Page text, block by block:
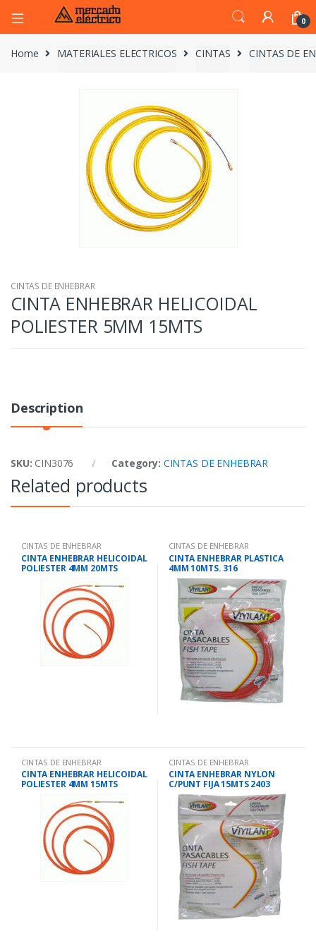
0
Home MATERIALES ELECTRICOS CINTAS CINTAS DE
CINTAS DE ENHEBRAR
CINTA ENHEBRAR HELICOIDAL
POLIESTER 5MM 15MTS
Description
SKU: CIN3076 Category: CINTAS DE ENHEBRAR
Related products
CINTAS DE ENHEBRAR
CINTA ENHEBRAR HELICOIDAL
POLIESTER 4MM 20MTS
CINTAS DE ENHEBRAR
CINTA ENHEBRAR PLASTICA
4MM 10MTS. 316
CINTAS DE ENHEBRAR
CINTA ENHEBRAR HELICOIDAL
POLIESTER 4MM 15MTS
CINTAS DE ENHEBRAR
CINTA ENHEBRAR NYLON
C/PUNT FIJA 15MTS 2403